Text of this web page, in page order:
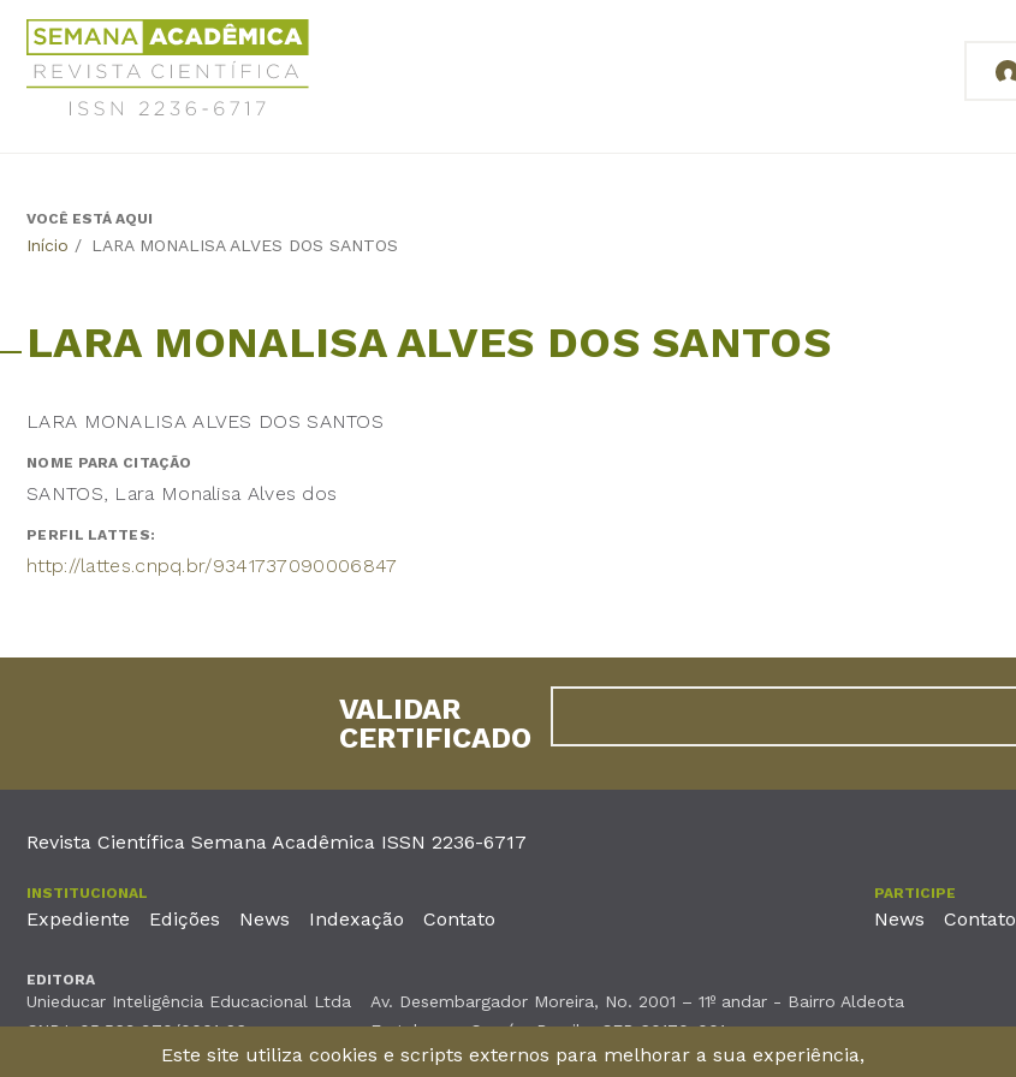
Jump
navigation
Revista
Científica
Semana
Acadêmica
6717
BackVOCÊ ESTÁ AQUI
Início / LARA MONALISA ALVES DOS SANTOS
LARA MONALISA ALVES DOS SANTOS
LARA MONALISA ALVES DOS SANTOS
NOME PARA CITAÇÃO
SANTOS, Lara Monalisa Alves dos
PERFIL LATTES:
http://lattes.cnpq.br/9341737090006847
VALIDAR
CERTIFICADO
Revista Científica Semana Acadêmica ISSN 2236-6717
INSTITUCIONAL
Expediente Edições News Indexação Contato
PARTICIPE
News Contato
EDITORA
Unieducar Inteligência Educacional Ltda
CNPJ: 05.569.970/0001-26
Av. Desembargador Moreira, No. 2001 – 11º andar - Bairro Aldeota
Fortaleza – Ceará - Brasil - CEP 60170-001
Este site utiliza cookies e scripts externos para melhorar a sua experiência,